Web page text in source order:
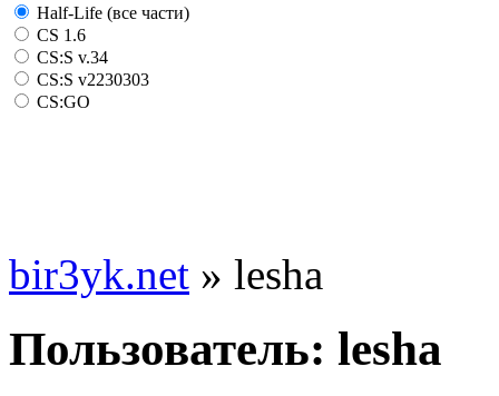
Half-Life (все части)
CS 1.6
CS:S v.34
CS:S v2230303
CS:GO
bir3yk.net » lesha
Пользователь: lesha